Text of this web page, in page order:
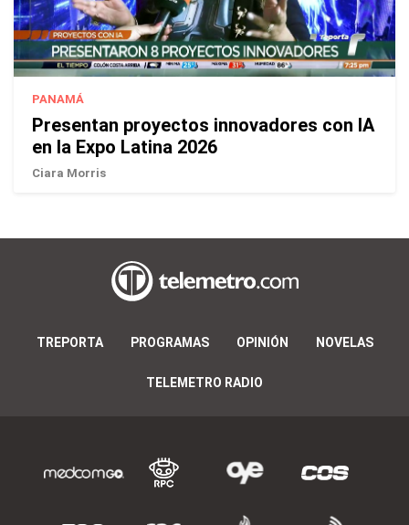
PANAMÁ
Presentan proyectos innovadores con IA
en la Expo Latina 2026
Ciara Morris
TREPORTA PROGRAMAS OPINIÓN NOVELAS
TELEMETRO RADIO